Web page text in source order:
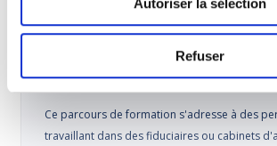
Autoriser la sélection
Refuser
Ce cours est lié à des profils
Ce parcours de formation s'adresse à des
travaillant dans des fiduciaires ou cabinets